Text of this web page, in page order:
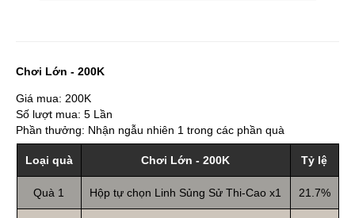
Chơi Lớn - 200K
Giá mua: 200K
Số lượt mua: 5 Lần
Phần thưởng: Nhận ngẫu nhiên 1 trong các phần quà
Loại quà Chơi Lớn - 200K Tỷ lệ
Quà 1 Hộp tự chọn Linh Sủng Sử Thi-Cao x1 21.7%